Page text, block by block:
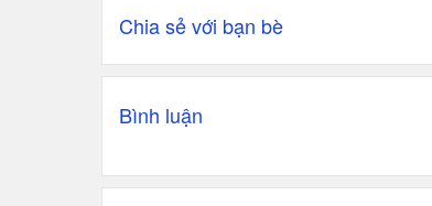
Chia sẻ với bạn bè
Bình luận